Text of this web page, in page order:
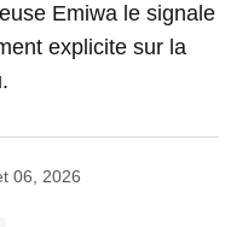
Emiwa le signale
explicite sur la
06, 2026